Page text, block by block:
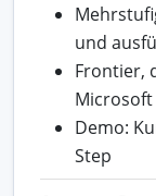
und
Frontier,
Microsoft
Demo:
Step